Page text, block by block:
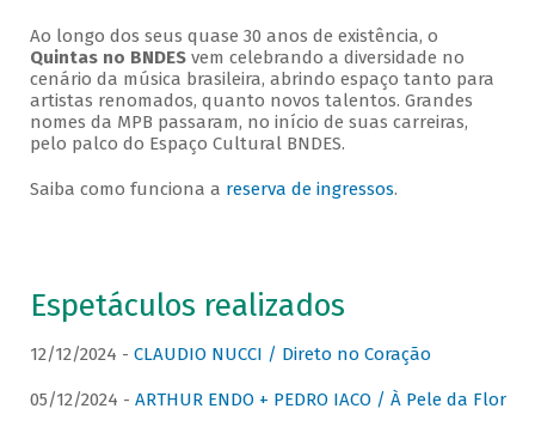
Ao longo dos seus quase 30 anos de existência, o
Quintas no BNDESvem celebrando a diversidade no
cenário da música brasileira, abrindo espaço tanto para
artistas renomados, quanto novos talentos. Grandes
nomes da MPB passaram, no início de suas carreiras,
pelo palco do Espaço Cultural BNDES.
Saiba como funciona a reserva de ingressos.
Espetáculos realizados
12/12/2024 - CLAUDIO NUCCI / Direto no Coração
05/12/2024 - ARTHUR ENDO + PEDRO IACO / À Pele da Flor